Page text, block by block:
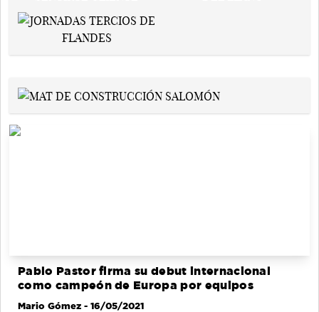
Pablo Pastor firma su debut internacional
como campeón de Europa por equipos
Mario Gómez - 16/05/2021